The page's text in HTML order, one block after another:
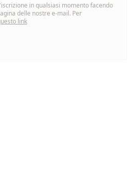
in qualsiasi momento facendo
delle nostre e-mail. Per
link